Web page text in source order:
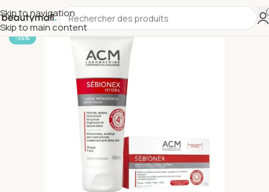
Skip to navigation
Skip to main content
-35%